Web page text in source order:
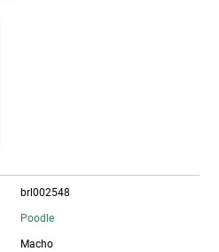
brl002548
Poodle
Macho